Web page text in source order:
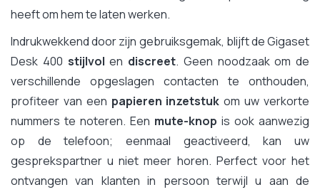
heeft om hem te laten werken.
Indrukwekkend door zijn gebruiksgemak, blijft de Gigaset
Desk 400 stijlvol en discreet. Geen noodzaak om de
verschillende opgeslagen contacten te onthouden,
profiteer van een papieren inzetstuk om uw verkorte
nummers te noteren. Een mute-knop is ook aanwezig
op de telefoon; eenmaal geactiveerd, kan uw
gesprekspartner u niet meer horen. Perfect voor het
ontvangen van klanten in persoon terwijl u aan de